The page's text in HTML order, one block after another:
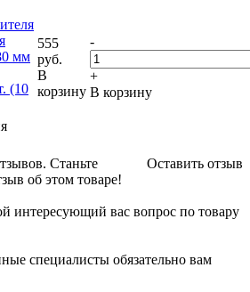
мм
(10
555
руб.
В
корзину
-
+
В корзину
Оставить отзыв
Станьте
об этом товаре!
интересующий вас вопрос по товару
специалисты обязательно вам